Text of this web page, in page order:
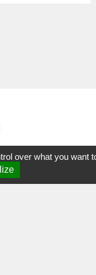
over what you want